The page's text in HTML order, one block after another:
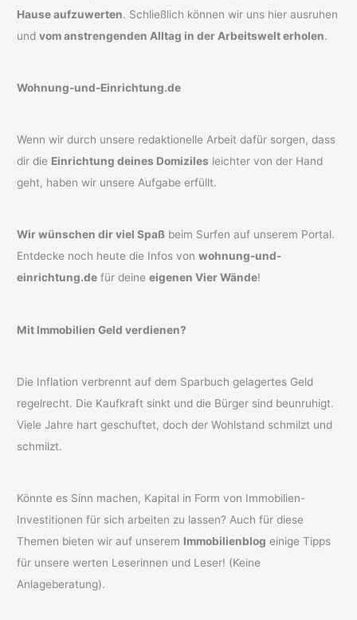
Hause aufzuwerten. Schließlich können wir uns hier ausruhen
undvom anstrengenden Alltag in der Arbeitswelt erholen.
Wohnung-und-Einrichtung.de
Wenn wir durch unsere redaktionelle Arbeit dafür sorgen, dass
dir die Einrichtung deines Domiziles leichter von der Hand
geht, haben wir unsere Aufgabe erfüllt.
Wir wünschen dir viel Spaß beim Surfen auf unserem Portal.
Entdecke noch heute die Infos vonwohnung-und-
einrichtung.de für deineeigenen Vier Wände!
Mit Immobilien Geld verdienen?
Die Inflation verbrennt auf dem Sparbuch gelagertes Geld
regelrecht. Die Kaufkraft sinkt und die Bürger sind beunruhigt.
Viele Jahre hart geschuftet, doch der Wohlstand schmilzt und
schmilzt.
Könnte es Sinn machen, Kapital in Form von Immobilien-
Investitionen für sich arbeiten zu lassen? Auch für diese
Themen bieten wir auf unserem Immobilienblog einige Tipps
für unsere werten Leserinnen und Leser! (Keine
Anlageberatung).